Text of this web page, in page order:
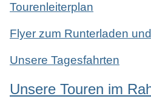
Tourenleiterplan
Flyer zum Runterladen
Unsere Tagesfahrten
Unsere Touren im